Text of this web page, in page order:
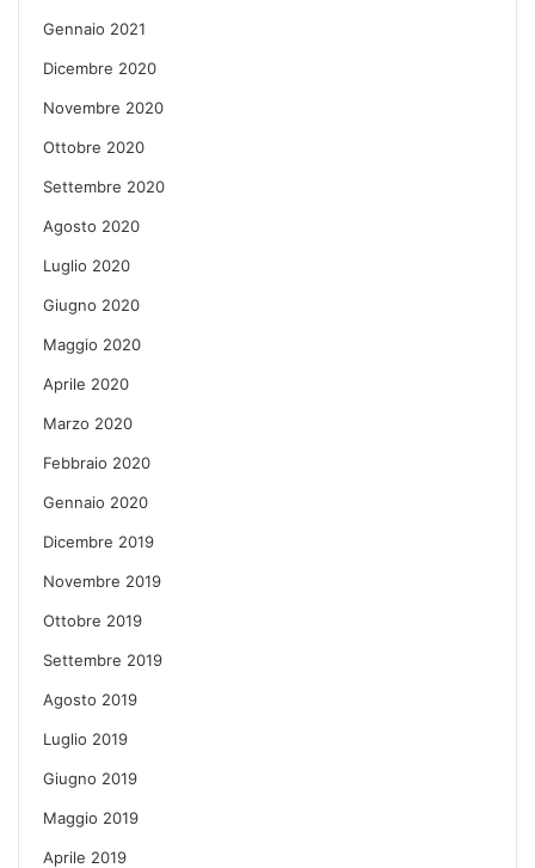
Gennaio 2021
Dicembre 2020
Novembre 2020
Ottobre 2020
Settembre 2020
Agosto 2020
Luglio 2020
Giugno 2020
Maggio 2020
Aprile 2020
Marzo 2020
Febbraio 2020
Gennaio 2020
Dicembre 2019
Novembre 2019
Ottobre 2019
Settembre 2019
Agosto 2019
Luglio 2019
Giugno 2019
Maggio 2019
Aprile 2019